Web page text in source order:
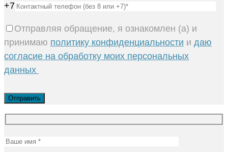
+7
Отправляя обращение, я ознакомлен (а) и
принимаю политику конфиденциальности и даю
согласие на обработку моих персональных
данных